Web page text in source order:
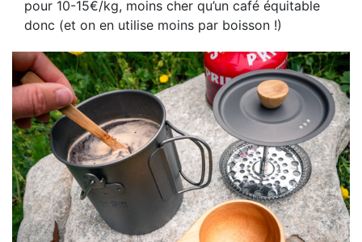
pour 10-15€/kg, moins cher qu’un café équitable
donc (et on en utilise moins par boisson !)